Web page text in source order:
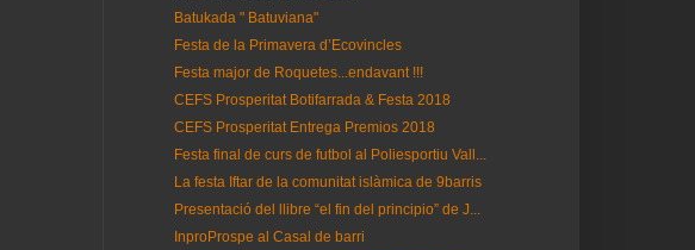
Batukada " Batuviana"
Festa de la Primavera d’Ecovincles
Festa major de Roquetes...endavant !!!
CEFS Prosperitat Botifarrada & Festa 2018
CEFS Prosperitat Entrega Premios 2018
Festa final de curs de futbol al Poliesportiu Vall...
La festa Iftar de la comunitat islàmica de 9barris
Presentació del llibre “el fin del principio” de J...
InproProspe al Casal de barri